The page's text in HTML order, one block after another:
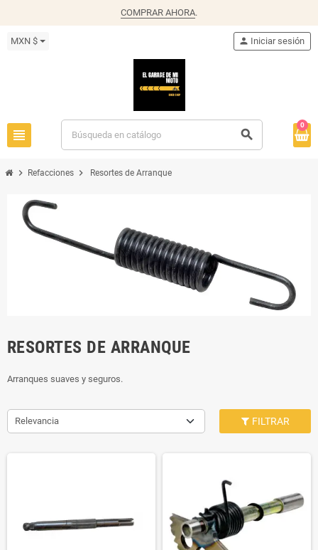
COMPRAR AHORA.
MXN $
view_headline search
person Iniciar sesión
0
chevron_right Refacciones chevron_right Resortes de Arranque
RESORTES DE ARRANQUE
Arranques suaves y seguros.
Relevancia FILTRAR